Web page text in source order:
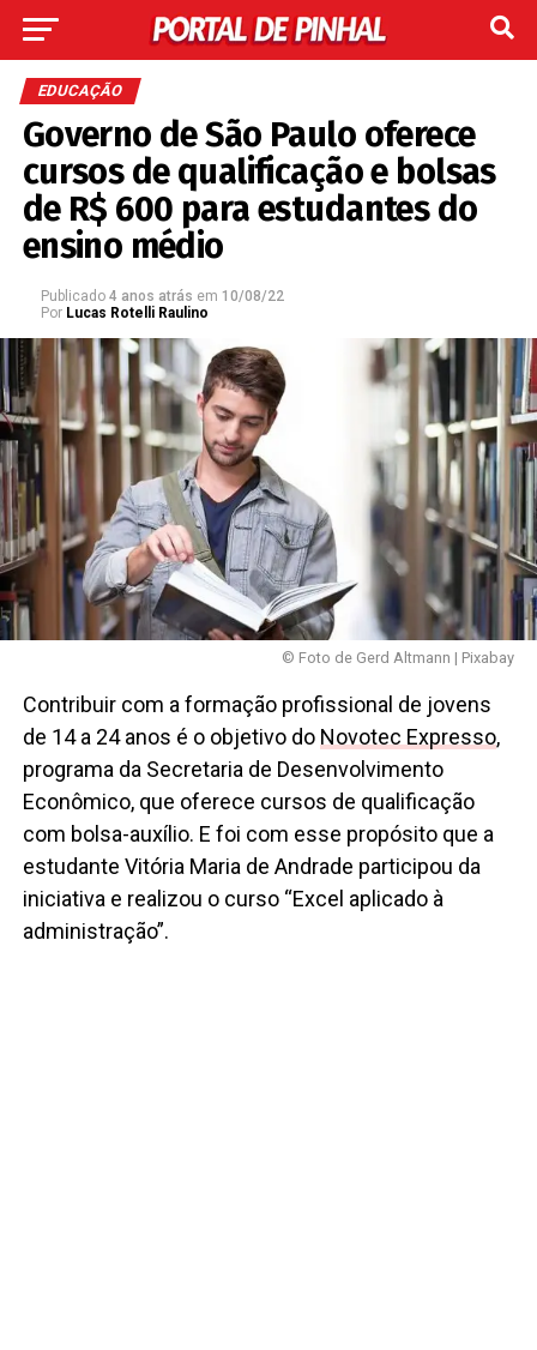
EDUCAÇÃO
Governo de São Paulo oferece
cursos de qualificação e bolsas
de R$ 600 para estudantes do
ensino médio
Publicado 4 anos atrás em 10/08/22
Por Lucas Rotelli Raulino
© Foto de Gerd Altmann | Pixabay
Contribuir com a formação profissional de jovens
de 14 a 24 anos é o objetivo do Novotec Expresso,
programa da Secretaria de Desenvolvimento
Econômico, que oferece cursos de qualificação
com bolsa-auxílio. E foi com esse propósito que a
estudante Vitória Maria de Andrade participou da
iniciativa e realizou o curso “Excel aplicado à
administração”.